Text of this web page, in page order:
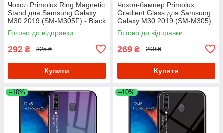
Чохол Primolux Ring Magnetic
Stand для Samsung Galaxy
M30 2019 (SM-M305F) - Black
Готово до відправки
292 ₴ 325 ₴
Купити
Чохол-бампер Primolux
Gradient Glass для Samsung
Galaxy M30 2019 (SM-M305)
- Pink
Готово до відправки
269 ₴ 299 ₴
Купити
–10% –10%